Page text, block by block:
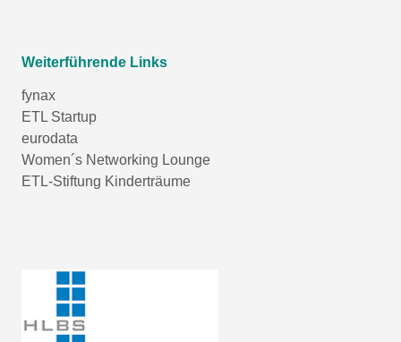
Weiterführende Links
fynax
ETL Startup
eurodata
Women´s Networking Lounge
ETL-Stiftung Kinderträume